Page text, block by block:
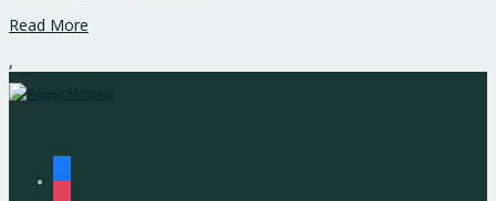
Read More
,